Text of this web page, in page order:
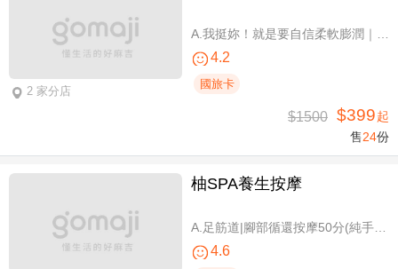
2 家分店
4.2
國旅卡
$1500 $399起
售24份
柚SPA養生按摩
4.6